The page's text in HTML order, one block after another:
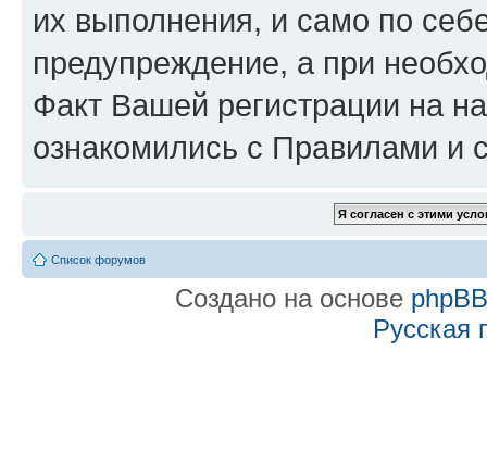
их выполнения, и само по
предупреждение, а при
Факт Вашей регистрации на
ознакомились с Правилами и
Список форумов
Создано на основе phpBB
Русская